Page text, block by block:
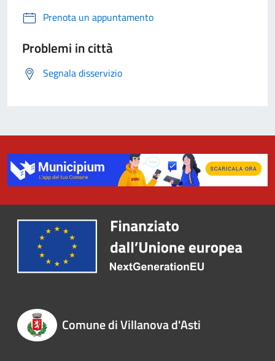
Prenota un appuntamento
Problemi in città
Segnala disservizio
Comune di Villanova d'Asti